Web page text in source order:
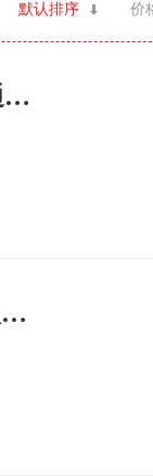
默认排序 价
6w住东城天下 精装修2室 赠家具 南北通透 拎包入住
低价急售!东城天下~实料装修~买完即入住~首付低~近澳东世纪